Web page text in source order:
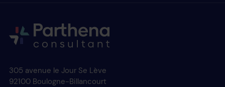
305 avenue le Jour Se Lève
92100 Boulogne-Billancourt